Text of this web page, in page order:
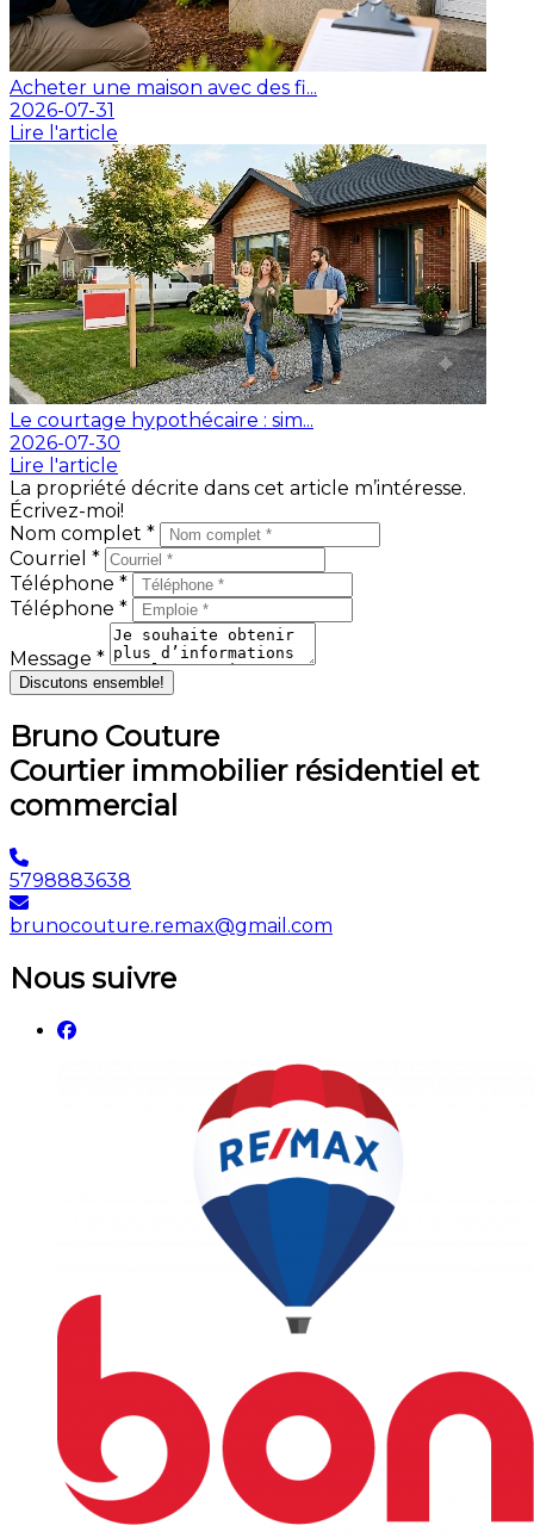
Acheter une maison avec des fi...
2026-07-31
Lire l'article
Le courtage hypothécaire : sim...
2026-07-30
Lire l'article
La propriété décrite dans cet article m’intéresse.
Écrivez-moi!
Nom complet *
Courriel *
Téléphone *
Téléphone *
Message *
Discutons ensemble!
Bruno Couture
Courtier immobilier résidentiel et
commercial
5798883638
brunocouture.remax@gmail.com
Nous suivre